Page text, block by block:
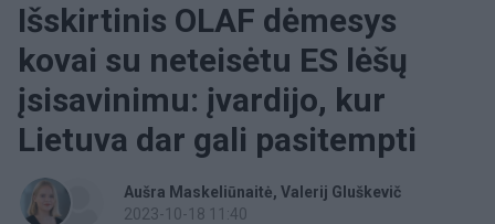
Išskirtinis OLAF dėmesys
kovai su neteisėtu ES lėšų
įsisavinimu: įvardijo, kur
Lietuva dar gali pasitempti
Aušra Maskeliūnaitė Valerij Gluškevič
2023-10-18 11:40